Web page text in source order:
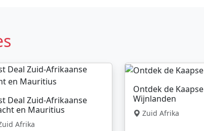
Deal Zuid-Afrikaanse
en Mauritius
Afrika
Ontdek de Kaapse
Wijnlanden
Zuid Afrika